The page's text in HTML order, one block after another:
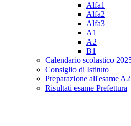
Alfa1
Alfa2
Alfa3
A1
A2
B1
Calendario scolastico
Consiglio di Istituto
Preparazione all'esame A2
Risultati esame Prefettura